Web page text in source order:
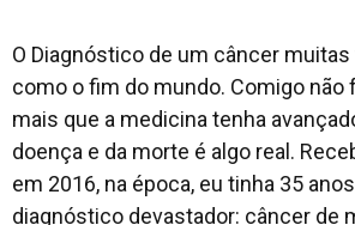
O Diagnóstico de um câncer
como o fim do mundo. Comigo não
mais que a medicina tenha
doença e da morte é algo real.
em 2016, na época, eu tinha 35
diagnóstico devastador: câncer de